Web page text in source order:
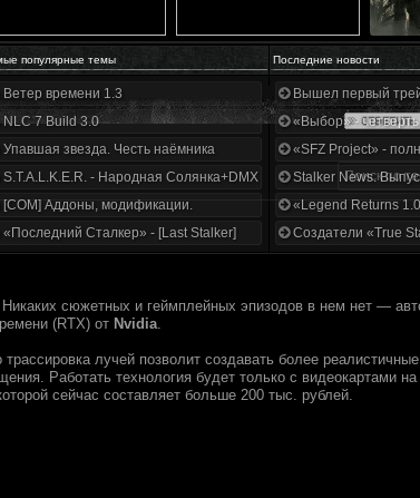
популярные темы Последние новости
и сюжет | Разбор трейлера
Ветер времени 1.3
NLC 7 Build 3.0
Упавшая звезда. Честь наёмника
S.T.A.L.K.E.R. - Народная Солянка+DMX 1.3.5.ООП.МА.К.
[COM] Аддоны, модификации.
«Последний Сталкер» - [Last Stalker]
Вышел первый
«Выбор» -
«SFZ Project» -
Stalker News.
«Legend Returns
Создатели «True
сюжетных и геймплейных эпизодов в нем нет —
(RTX) от Nvidia.
трассировка лучей позволит создавать более
Работать технология будет только с видеокартами на
сейчас составляет больше 200 тыс. рублей.